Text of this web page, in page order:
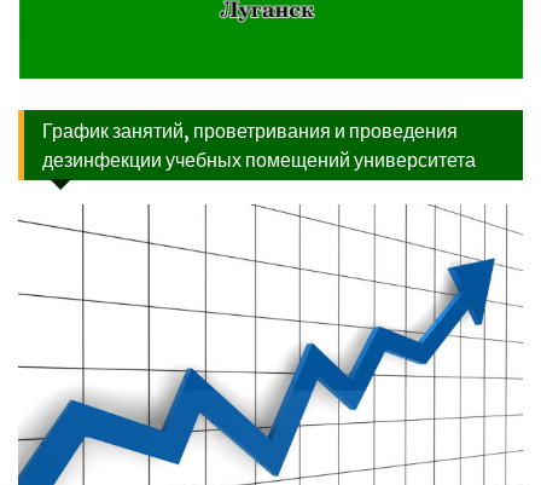
График занятий, проветривания и проведения
дезинфекции учебных помещений университета